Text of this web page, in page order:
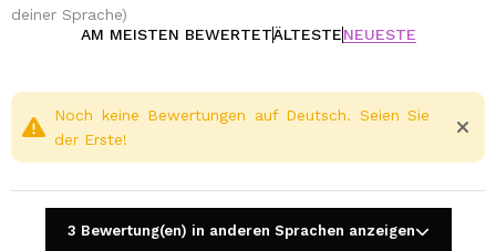
deiner Sprache)
AM MEISTEN BEWERTETÄLTESTENEUESTE
Noch keine Bewertungen auf Deutsch. Seien Sie
der Erste!
3 Bewertung(en) in anderen Sprachen anzeigen